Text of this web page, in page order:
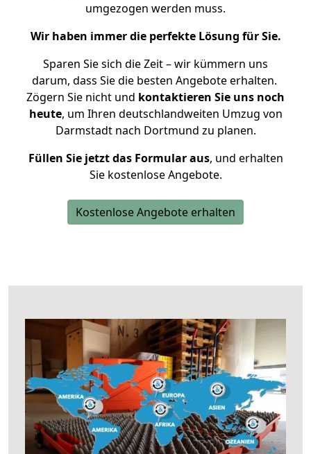
umgezogen werden muss.
Wir haben immer die perfekte Lösung für Sie.
Sparen Sie sich die Zeit – wir kümmern uns
darum, dass Sie die besten Angebote erhalten.
Zögern Sie nicht und kontaktieren Sie uns noch
heute, um Ihren deutschlandweiten Umzug von
Darmstadt nach Dortmund zu planen.
Füllen Sie jetzt das Formular aus, und erhalten
Sie kostenlose Angebote.
Kostenlose Angebote erhalten